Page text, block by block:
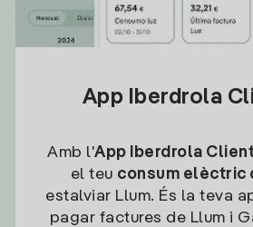
App Iberdrola
Amb l'App Iberdrola
el teu consum elèctric
estalviar Llum. És la teva
pagar factures de Llum i